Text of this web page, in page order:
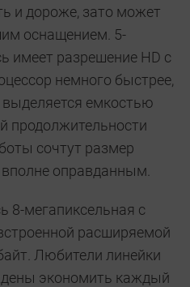
и дороже, зато может
оснащением. 5-
имеет разрешение HD с
немного быстрее,
емкостью
продолжительности
сочтут размер
оправданным.
8-мегапиксельная с
расширяемой
Любители линейки
экономить каждый